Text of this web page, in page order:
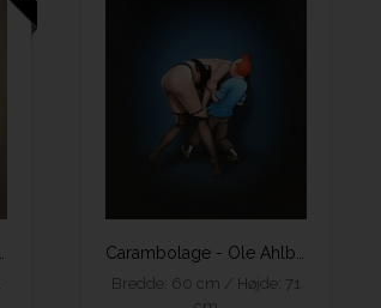
Bredde: 60 cm / Højde: 71